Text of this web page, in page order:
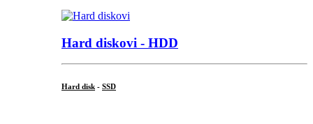
Hard diskovi - HDD
Hard disk - SSD